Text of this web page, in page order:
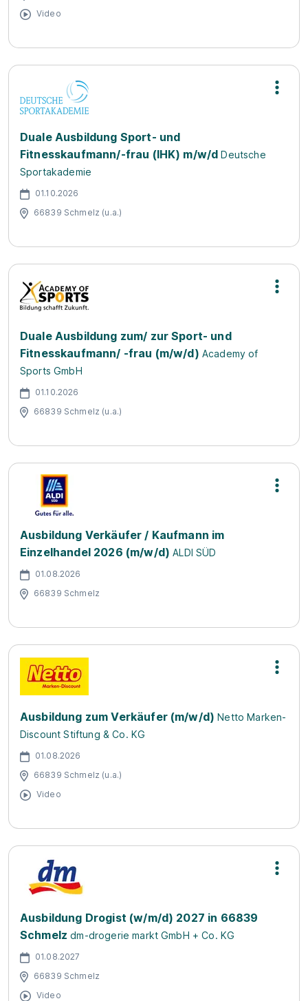
Video
Duale Ausbildung Sport- und
Fitnesskaufmann/-frau (IHK) m/w/d Deutsche
Sportakademie
01.10.2026
66839 Schmelz (u.a.)
Duale Ausbildung zum/ zur Sport- und
Fitnesskaufmann/ -frau (m/w/d) Academy of
Sports GmbH
01.10.2026
66839 Schmelz (u.a.)
Ausbildung Verkäufer / Kaufmann im
Einzelhandel 2026 (m/w/d) ALDI SÜD
01.08.2026
66839 Schmelz
Ausbildung zum Verkäufer (m/w/d) Netto Marken-
Discount Stiftung & Co. KG
01.08.2026
66839 Schmelz (u.a.)
Video
Ausbildung Drogist (w/m/d) 2027 in 66839
Schmelz dm-drogerie markt GmbH + Co. KG
01.08.2027
66839 Schmelz
Video